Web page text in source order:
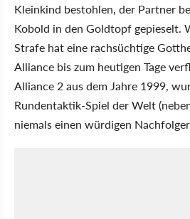
Kleinkind bestohlen, der Partner
Kobold in den Goldtopf gepieselt.
Strafe hat eine rachsüchtige
Alliance bis zum heutigen Tage
Alliance 2 aus dem Jahre 1999,
Rundentaktik-Spiel der Welt
niemals einen würdigen